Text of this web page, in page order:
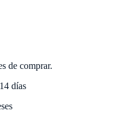
de comprar.
14 días